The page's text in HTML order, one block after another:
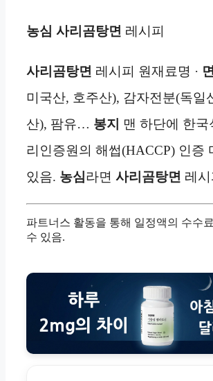
농심 사리곰탕면 레시피
사리곰탕면 레시피 원재료명 · 면
미국산, 호주산), 감자전분(독일
산), 팜유… 봉지
맨 하단에 한
리인증원의 해썹(HACCP) 인증
있음. 농심라면 사리곰탕면 레
파트너스 활동을 통해 일정액의 수수
수 있음.